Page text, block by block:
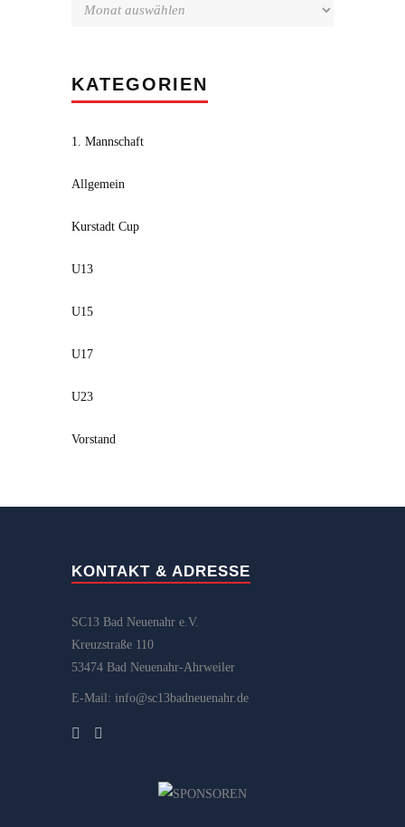
KATEGORIEN
1. Mannschaft
Allgemein
Kurstadt Cup
U13
U15
U17
U23
Vorstand
KONTAKT & ADRESSE
SC13 Bad Neuenahr e.V.
Kreuzstraße 110
53474 Bad Neuenahr-Ahrweiler
E-Mail: info@sc13badneuenahr.de